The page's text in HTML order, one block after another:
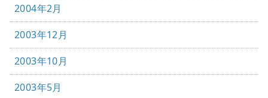
2004年2月
2003年12月
2003年10月
2003年5月